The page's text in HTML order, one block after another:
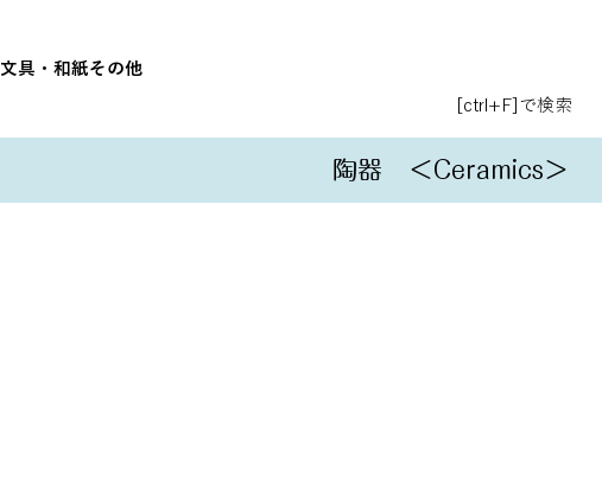
文具・和紙その他
[ctrl+F]で検索
陶器 ＜Ceramics＞